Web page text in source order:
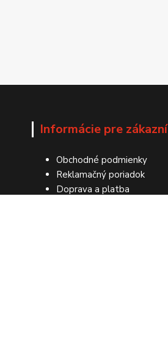
Informácie pre
Obchodné podmienky
Reklamačný poriadok
Doprava a platba